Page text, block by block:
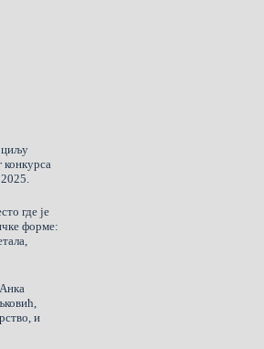
конкурса
где је
форме:
и